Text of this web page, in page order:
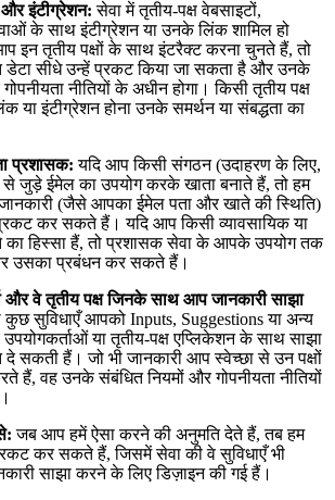
और इंटीग्रेशन: सेवा में तृतीय-पक्ष वेबसाइटों,
के साथ इंटीग्रेशन या उनके लिंक शामिल हो
इन तृतीय पक्षों के साथ इंटरैक्ट करना चुनते हैं, तो
डेटा सीधे उन्हें प्रकट किया जा सकता है और उनके
नीतियों के अधीन होगा। किसी तृतीय पक्ष
या इंटीग्रेशन होना उनके समर्थन या संबद्धता का
प्रशासक: यदि आप किसी संगठन (उदाहरण के लिए,
जुड़े ईमेल का उपयोग करके खाता बनाते हैं, तो हम
(जैसे आपका ईमेल पता और खाते की स्थिति)
कर सकते हैं। यदि आप किसी व्यावसायिक या
का हिस्सा हैं, तो प्रशासक सेवा के आपके उपयोग तक
उसका प्रबंधन कर सकते हैं।
और वे तृतीय पक्ष जिनके साथ आप जानकारी साझा
कुछ सुविधाएँ आपको Inputs, Suggestions या अन्य
उपयोगकर्ताओं या तृतीय-पक्ष एप्लिकेशन के साथ साझा
सकती हैं। जो भी जानकारी आप स्वेच्छा से उन पक्षों
हैं, वह उनके संबंधित नियमों और गोपनीयता नीतियों
जब आप हमें ऐसा करने की अनुमति देते हैं, तब हम
कर सकते हैं, जिसमें सेवा की वे सुविधाएँ भी
साझा करने के लिए डिज़ाइन की गई हैं।